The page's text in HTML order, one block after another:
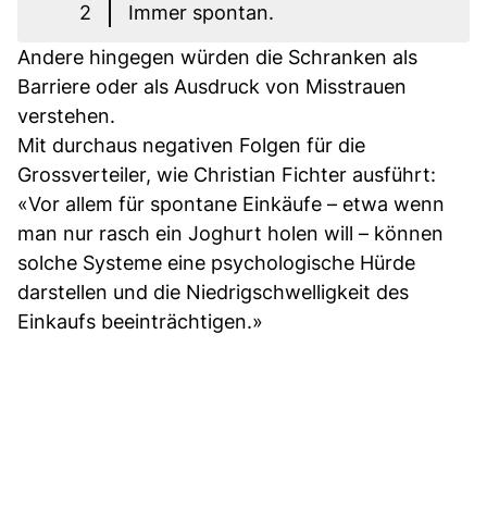
2
Immer spontan.
Andere hingegen würden die Schranken als
Barriere oder als Ausdruck von Misstrauen
verstehen.
Mit durchaus negativen Folgen für die
Grossverteiler, wie Christian Fichter ausführt:
«Vor allem für spontane Einkäufe – etwa wenn
man nur rasch ein Joghurt holen will – können
solche Systeme eine psychologische Hürde
darstellen und die Niedrigschwelligkeit des
Einkaufs beeinträchtigen.»